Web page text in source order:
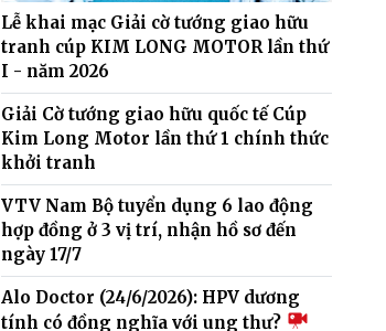
Lễ khai mạc Giải cờ tướng giao hữu
tranh cúp KIM LONG MOTOR lần thứ
I - năm 2026
Giải Cờ tướng giao hữu quốc tế Cúp
Kim Long Motor lần thứ 1 chính thức
khởi tranh
VTV Nam Bộ tuyển dụng 6 lao động
hợp đồng ở 3 vị trí, nhận hồ sơ đến
ngày 17/7
Alo Doctor (24/6/2026): HPV dương
tính có đồng nghĩa với ung thư?